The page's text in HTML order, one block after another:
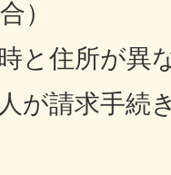
）
と住所が異
が請求手続